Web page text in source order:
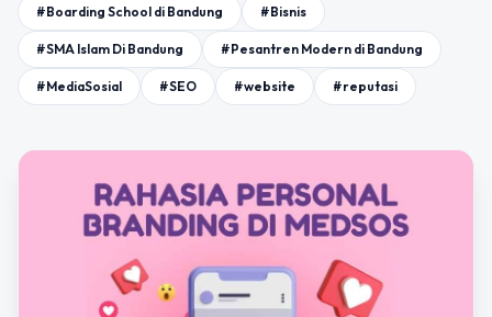
#Boarding School di Bandung #Bisnis
#SMA Islam Di Bandung #Pesantren Modern di Bandung
#MediaSosial #SEO #website #reputasi